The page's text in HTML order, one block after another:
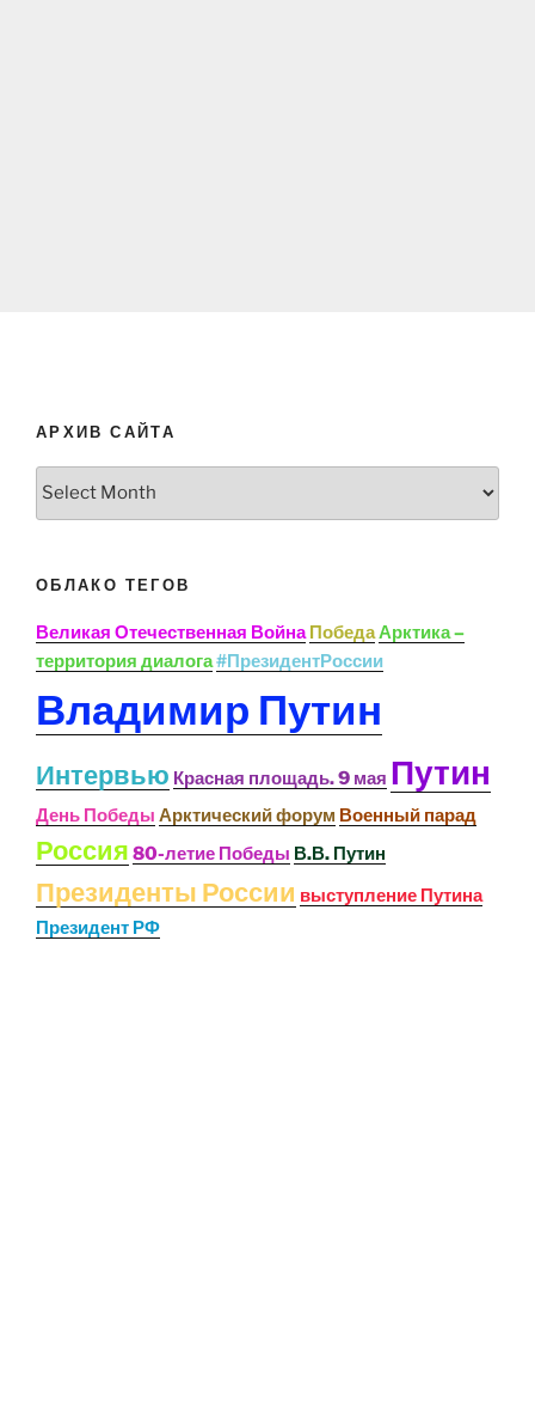
АРХИВ САЙТА
ОБЛАКО ТЕГОВ
Великая Отечественная Война ПобедаАрктика –
территория диалога#ПрезидентРоссии
Владимир Путин
Интервью Красная площадь. 9 мая Путин
День Победы Арктический форум Военный парад
Россия 80-летие Победы В.В. Путин
Президенты России выступление Путина
Президент РФ